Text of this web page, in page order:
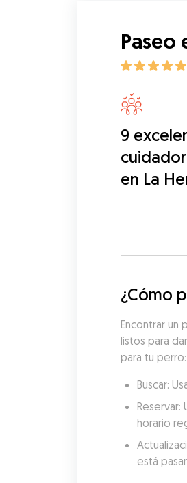
Paseo
9
en La
¿Cómo
Encontrar un
listos para
para tu perro:
Buscar:
horario
está